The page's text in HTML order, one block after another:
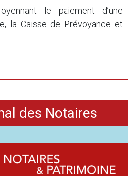
le paiement d’une
la Caisse de Prévoyance et
des Notaires